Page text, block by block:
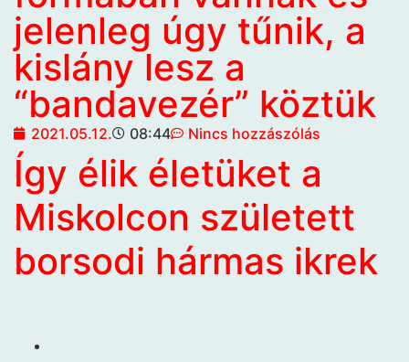
jelenleg úgy tűnik, a
kislány lesz a
“bandavezér” köztük
2021.05.12. 08:44 Nincs hozzászólás
Így élik életüket a
Miskolcon született
borsodi hármas ikrek